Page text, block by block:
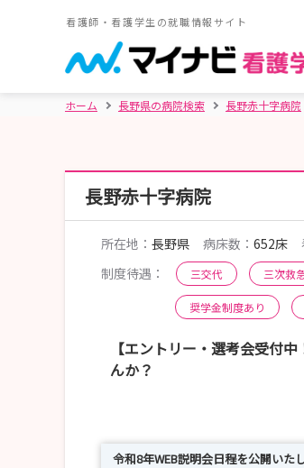
看護師・看護学生の就職情報サイト
ホーム 長野県の病院検索 長野赤十字病院
長野赤十字病院
所在地： 長野県 病床数： 652床
制度待遇：
三交代 三次救
奨学金制度あり
【エントリー・選考会受付
んか？
令和8年WEB説明会日程を公開いた